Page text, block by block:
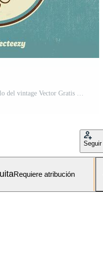
Seguir
Requiere atribución